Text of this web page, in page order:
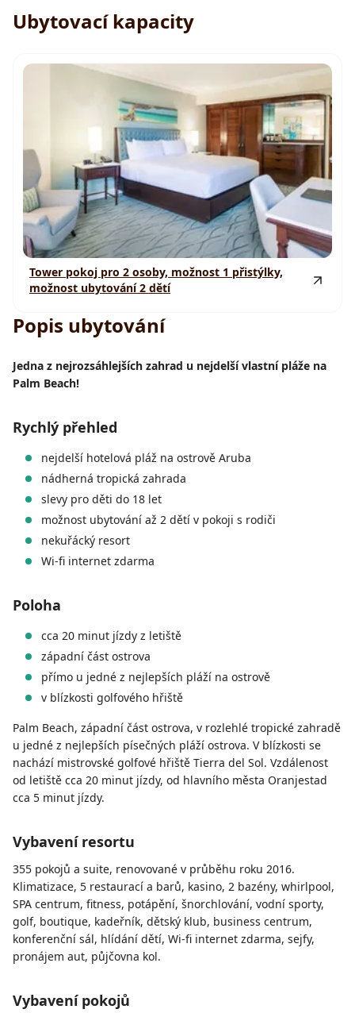
Ubytovací kapacity
Tower pokoj pro 2 osoby, možnost 1 přistýlky,
možnost ubytování 2 dětí
Popis ubytování
Jedna z nejrozsáhlejších zahrad u nejdelší vlastní pláže na
Palm Beach!
Rychlý přehled
nejdelší hotelová pláž na ostrově Aruba
nádherná tropická zahrada
slevy pro děti do 18 let
možnost ubytování až 2 dětí v pokoji s rodiči
nekuřácký resort
Wi-fi internet zdarma
Poloha
cca 20 minut jízdy z letiště
západní část ostrova
přímo u jedné z nejlepších pláží na ostrově
v blízkosti golfového hřiště
Palm Beach, západní část ostrova, v rozlehlé tropické zahradě
u jedné z nejlepších písečných pláží ostrova. V blízkosti se
nachází mistrovské golfové hřiště Tierra del Sol. Vzdálenost
od letiště cca 20 minut jízdy, od hlavního města Oranjestad
cca 5 minut jízdy.
Vybavení resortu
355 pokojů a suite, renovované v průběhu roku 2016.
Klimatizace, 5 restaurací a barů, kasino, 2 bazény, whirlpool,
SPA centrum, fitness, potápění, šnorchlování, vodní sporty,
golf, boutique, kadeřník, dětský klub, business centrum,
konferenční sál, hlídání dětí, Wi-fi internet zdarma, sejfy,
pronájem aut, půjčovna kol.
Vybavení pokojů